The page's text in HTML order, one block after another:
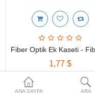
ANA SAYFA ARA
1,77 $